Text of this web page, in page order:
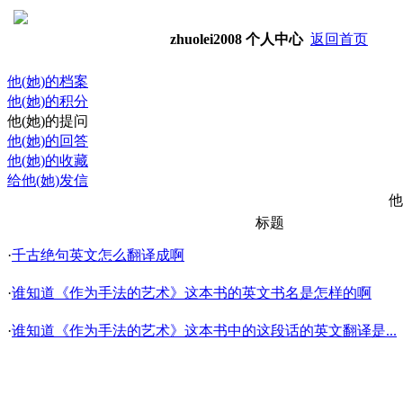
zhuolei2008 个人中心 返回首页
他(她)的档案
他(她)的积分
他(她)的提问
他(她)的回答
他(她)的收藏
给他(她)发信
标题
·千古绝句英文怎么翻译成啊
·谁知道《作为手法的艺术》这本书的英文书名是怎样的啊
·谁知道《作为手法的艺术》这本书中的这段话的英文翻译是...